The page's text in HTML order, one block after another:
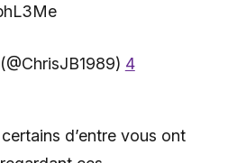
4
d’entre vous ont